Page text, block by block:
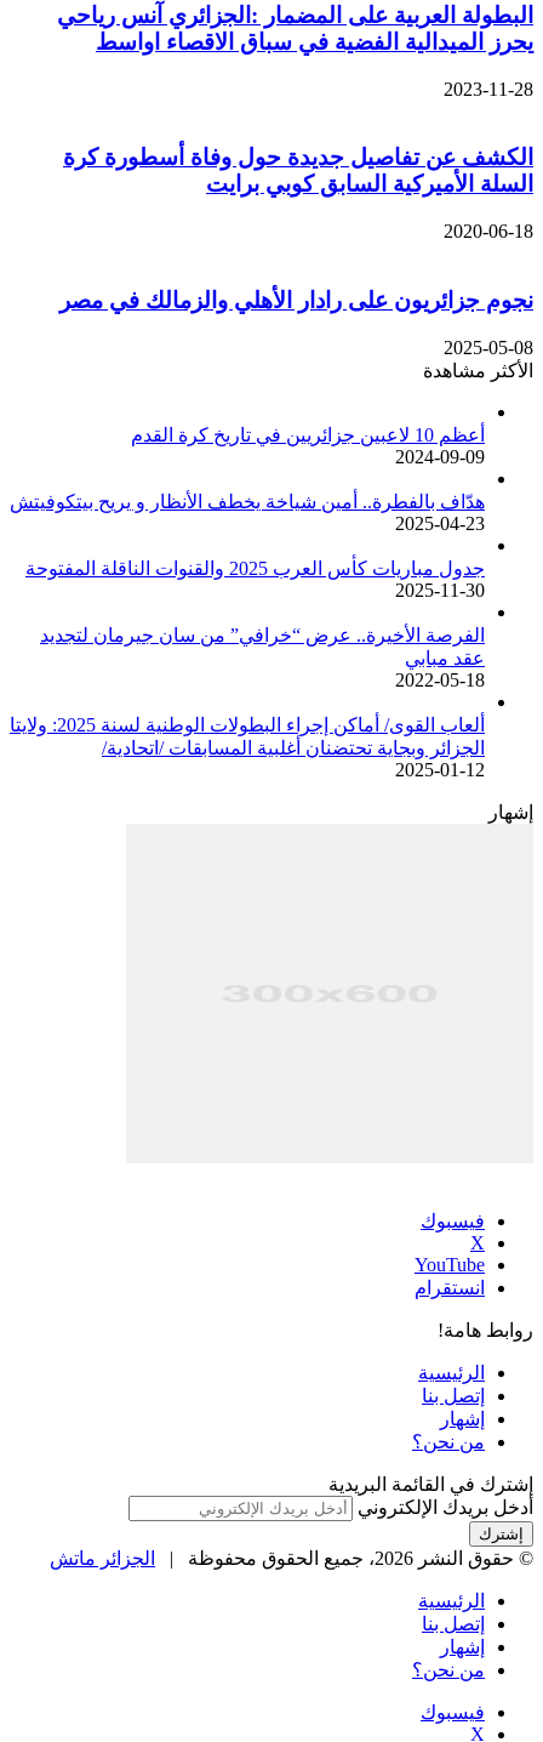
البطولة العربية على المضمار :الجزائري آنس رياحي
يحرز الميدالية الفضية في سباق الاقصاء اواسط
2023-11-28
الكشف عن تفاصيل جديدة حول وفاة أسطورة كرة
السلة الأميركية السابق كوبي برايت
2020-06-18
نجوم جزائريون على رادار الأهلي والزمالك في مصر
2025-05-08
الأكثر مشاهدة
أعظم 10 لاعبين جزائريين في تاريخ كرة القدم
2024-09-09
هدّاف بالفطرة.. أمين شياخة يخطف الأنظار و يريح بيتكوفيتش
2025-04-23
جدول مباريات كأس العرب 2025 والقنوات الناقلة المفتوحة
2025-11-30
الفرصة الأخيرة.. عرض “خرافي” من سان جيرمان لتجديد
عقد مبابي
2022-05-18
ألعاب القوى/ أماكن إجراء البطولات الوطنية لسنة 2025: ولايتا
الجزائر وبجاية تحتضنان أغلبية المسابقات /اتحادية/
2025-01-12
إشهار
فيسبوك
‫X
‫YouTube
انستقرام
روابط هامة!
الرئيسية
إتصل بنا
إشهار
من نحن؟
إشترك في القائمة البريدية
أدخل بريدك الإلكتروني
© حقوق النشر 2026، جميع الحقوق محفوظة | الجزائر ماتش
الرئيسية
إتصل بنا
إشهار
من نحن؟
فيسبوك
‫X